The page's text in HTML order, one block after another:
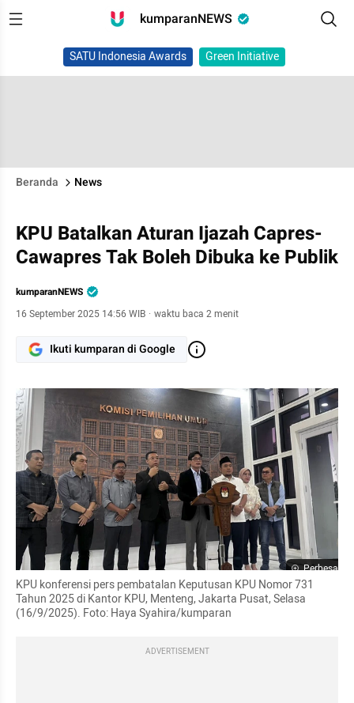
kumparanNEWS
SATU Indonesia Awards Green Initiative
Beranda News
KPU Batalkan Aturan Ijazah Capres-
Cawapres Tak Boleh Dibuka ke Publik
kumparanNEWS
16 September 2025 14:56 WIB · waktu baca 2 menit
Ikuti kumparan di Google
Perbesar
KPU konferensi pers pembatalan Keputusan KPU Nomor 731
Tahun 2025 di Kantor KPU, Menteng, Jakarta Pusat, Selasa
(16/9/2025). Foto: Haya Syahira/kumparan
ADVERTISEMENT